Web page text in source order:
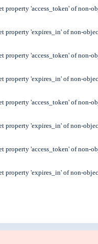
property 'access_token' of non-
property 'expires_in' of non-
property 'access_token' of non-
property 'expires_in' of non-
property 'access_token' of non-
property 'expires_in' of non-
property 'access_token' of non-
property 'expires_in' of non-